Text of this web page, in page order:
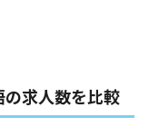
求人数を比較